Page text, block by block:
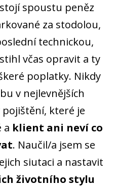
spoustu peněz
za stodolou,
technickou,
včas opravit a ty
poplatky. Nikdy
v nejlevnějších
které je
a klient ani neví co
. Naučil/a jsem se
siutaci a nastavit
životního stylu